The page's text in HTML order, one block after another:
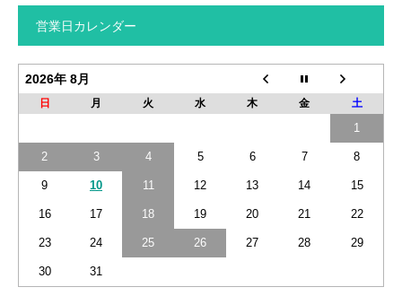
営業日カレンダー
2026年 8月
日 月 火 水 木 金 土
1
2 3 4 5 6 7 8
9 10 11 12 13 14 15
16 17 18 19 20 21 22
23 24 25 26 27 28 29
30 31